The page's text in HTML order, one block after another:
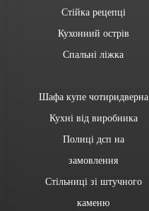
Стійка рецепці
Кухонний острів
Спальні ліжка
Шафа купе чотиридверна
Кухні від виробника
Полиці дсп на
замовлення
Стільниці зі штучного
каменю